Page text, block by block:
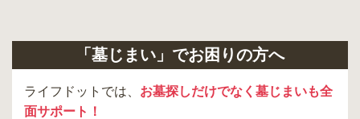
「墓じまい」でお困りの方へ
ライフドットでは、 お墓探しだけでなく墓じまいも全
面サポート！